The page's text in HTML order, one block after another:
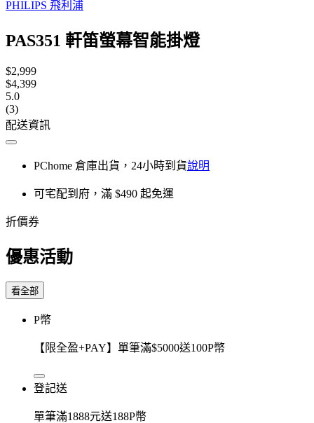
PHILIPS 飛利浦
PAS351 軒笛螢幕智能掛燈
$2,999
$4,399
5.0
(3)
配送資訊
PChome 倉庫出貨，24小時到貨說明
可宅配到府，滿 $490 起免運
折價券
優惠活動
看全部
P幣
【限全盈+PAY】單筆滿$5000送100P幣
登記送
單筆滿1888元送188P幣